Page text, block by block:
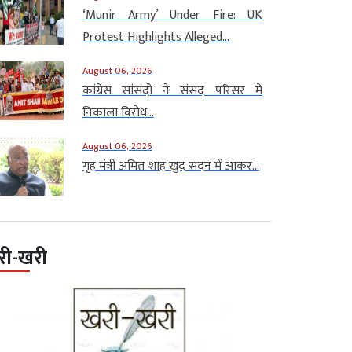
‘Munir Army’ Under Fire: UK
Protest Highlights Alleged...
August 06, 2026
कांग्रेस सांसदों ने संसद परिसर में
निकाला विरोध...
August 06, 2026
गृह मंत्री अमित शाह खुद सदन में आकर...
खरी